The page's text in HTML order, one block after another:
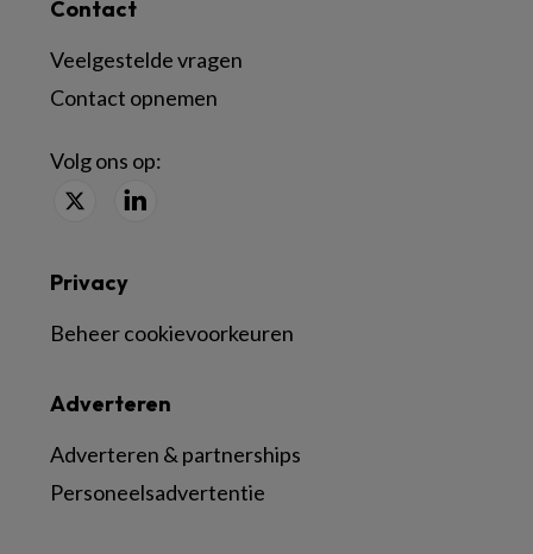
Contact
Veelgestelde vragen
Contact opnemen
Volg ons op:
Adverteren
Adverteren & partnerships
Personeelsadvertentie
Privacy
Beheer cookievoorkeuren